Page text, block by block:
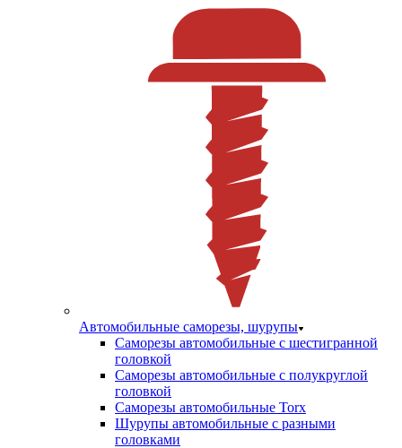
Автомобильные саморезы, шурупы
Саморезы автомобильные с шестигранной
головкой
Саморезы автомобильные с полукруглой
головкой
Саморезы автомобильные Torx
Шурупы автомобильные с разными
головками